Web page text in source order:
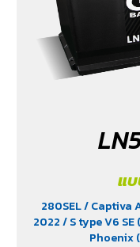
แ
280SEL/ Captiva
2022/ S type V6 SE
Phoenix